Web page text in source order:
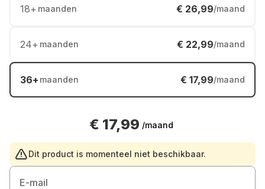
18+ maanden € 26,99/maand
24+ maanden € 22,99/maand
36+ maanden € 17,99/maand
€ 17,99 /maand
Dit product is momenteel niet beschikbaar.
E-mail